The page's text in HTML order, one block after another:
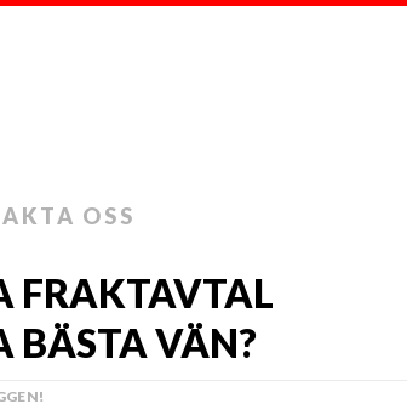
OSS
FRAKTAVTAL
BÄSTA VÄN?